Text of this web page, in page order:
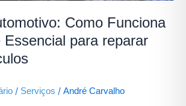
Como Funciona
Essencial para reparar
/ Serviços / André Carvalho